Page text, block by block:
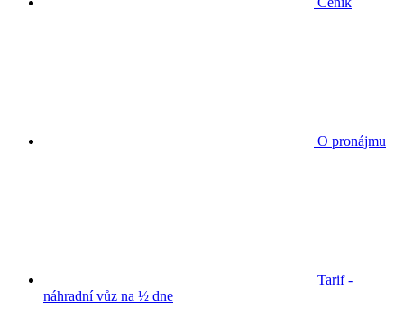
O pronájmu
Tarif -
náhradní vůz na ½ dne